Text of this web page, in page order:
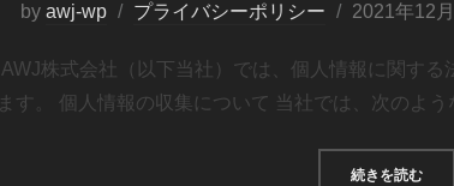
by awj-wp プライバシーポリシー 2021年12
株式会社（以下当社）では、個人情報に関す
す。 個人情報の収集について 当社では、次のよ
続きを読む